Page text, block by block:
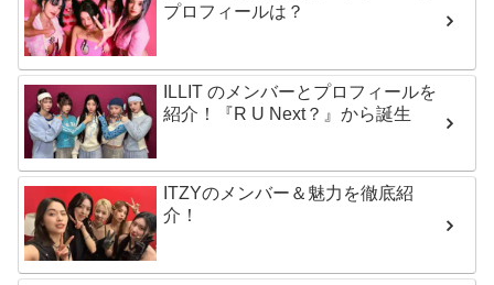
プロフィールは？
ILLIT のメンバーとプロフィールを
紹介！『R U Next？』から誕生
ITZYのメンバー＆魅力を徹底紹
介！